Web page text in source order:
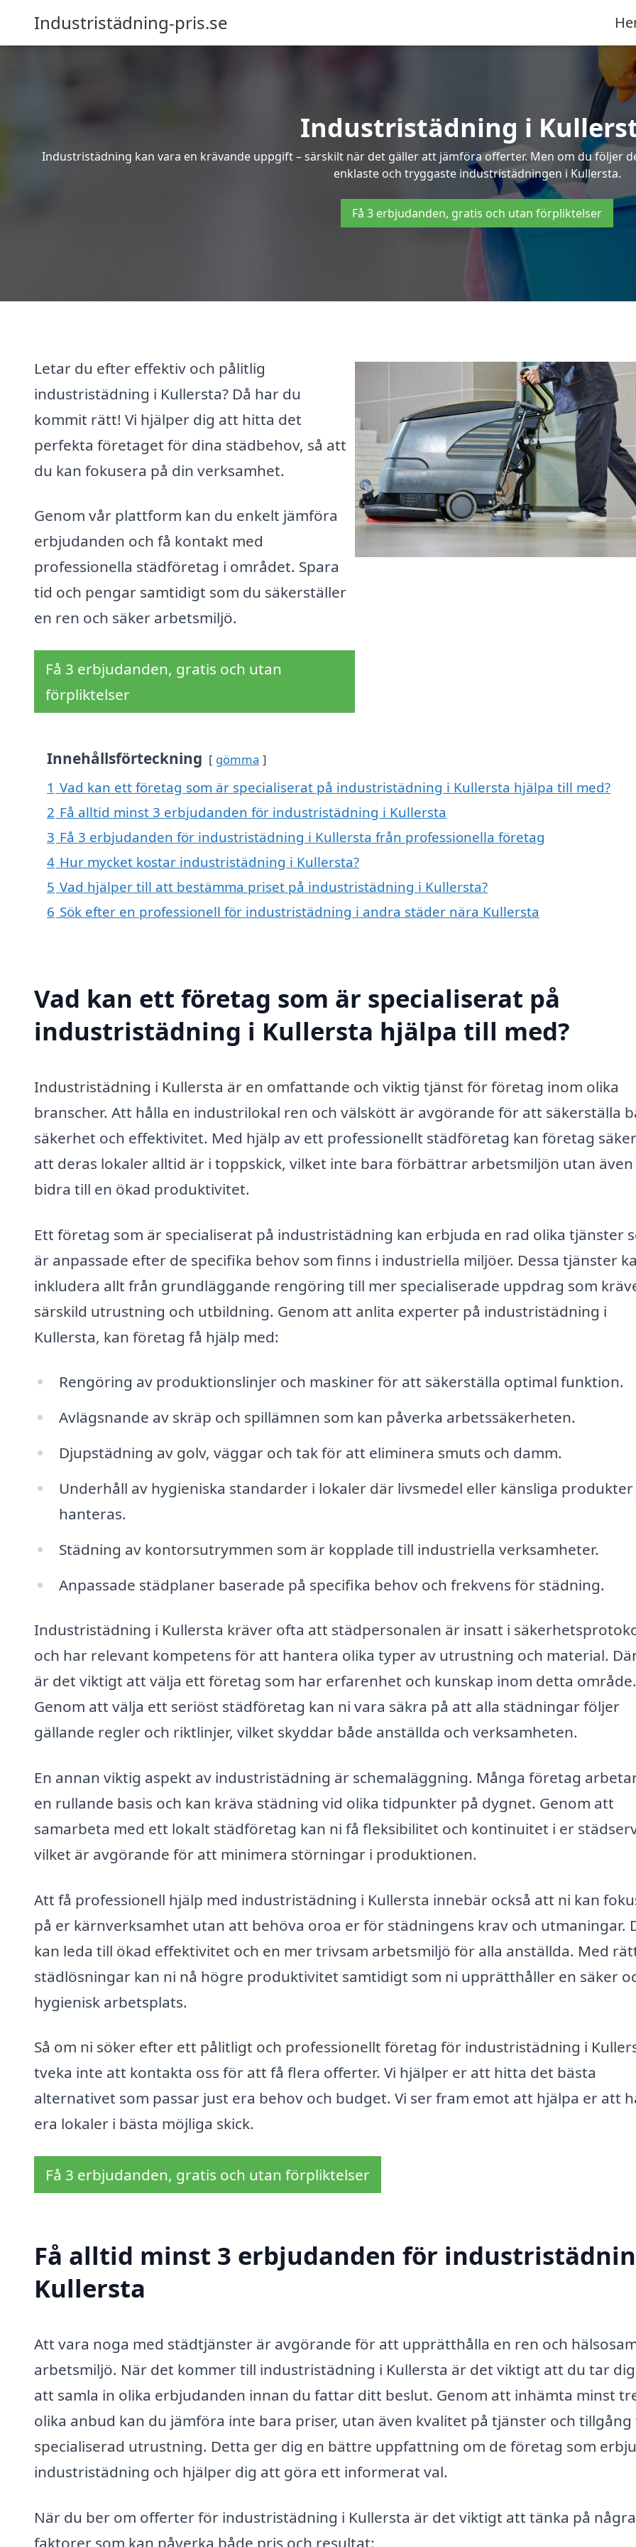
Industristädning-pris.se
Industristädning i
Industristädning kan vara en krävande uppgift – särskilt när det gäller att jämföra offerter. Men om du följer
enklaste och tryggaste industristädningen i Kullersta.
Få 3 erbjudanden, gratis och utan förpliktelser
Letar du efter effektiv och pålitlig
industristädning i Kullersta? Då har du
kommit rätt! Vi hjälper dig att hitta det
perfekta företaget för dina städbehov, så att
du kan fokusera på din verksamhet.
Genom vår plattform kan du enkelt jämföra
erbjudanden och få kontakt med
professionella städföretag i området. Spara
tid och pengar samtidigt som du säkerställer
en ren och säker arbetsmiljö.
Få 3 erbjudanden, gratis och utan
förpliktelser
Innehållsförteckning gömma
1 Vad kan ett företag som är specialiserat på industristädning i Kullersta hjälpa till med?
2 Få alltid minst 3 erbjudanden för industristädning i Kullersta
3 Få 3 erbjudanden för industristädning i Kullersta från professionella företag
4 Hur mycket kostar industristädning i Kullersta?
5 Vad hjälper till att bestämma priset på industristädning i Kullersta?
6 Sök efter en professionell för industristädning i andra städer nära Kullersta
Vad kan ett företag som är specialiserat på
industristädning i Kullersta hjälpa till med?
Industristädning i Kullersta är en omfattande och viktig tjänst för företag inom olika
branscher. Att hålla en industrilokal ren och välskött är avgörande för att säkerställa
säkerhet och effektivitet. Med hjälp av ett professionellt städföretag kan företag
att deras lokaler alltid är i toppskick, vilket inte bara förbättrar arbetsmiljön utan även
bidra till en ökad produktivitet.
Ett företag som är specialiserat på industristädning kan erbjuda en rad olika tjänster
är anpassade efter de specifika behov som finns i industriella miljöer. Dessa tjänster
inkludera allt från grundläggande rengöring till mer specialiserade uppdrag som
särskild utrustning och utbildning. Genom att anlita experter på industristädning i
Kullersta, kan företag få hjälp med:
Rengöring av produktionslinjer och maskiner för att säkerställa optimal funktion.
Avlägsnande av skräp och spillämnen som kan påverka arbetssäkerheten.
Djupstädning av golv, väggar och tak för att eliminera smuts och damm.
Underhåll av hygieniska standarder i lokaler där livsmedel eller känsliga produkter
hanteras.
Städning av kontorsutrymmen som är kopplade till industriella verksamheter.
Anpassade städplaner baserade på specifika behov och frekvens för städning.
Industristädning i Kullersta kräver ofta att städpersonalen är insatt i
och har relevant kompetens för att hantera olika typer av utrustning och material.
är det viktigt att välja ett företag som har erfarenhet och kunskap inom detta område.
Genom att välja ett seriöst städföretag kan ni vara säkra på att alla städningar följer
gällande regler och riktlinjer, vilket skyddar både anställda och verksamheten.
En annan viktig aspekt av industristädning är schemaläggning. Många företag
en rullande basis och kan kräva städning vid olika tidpunkter på dygnet. Genom att
samarbeta med ett lokalt städföretag kan ni få fleksibilitet och kontinuitet i er
vilket är avgörande för att minimera störningar i produktionen.
Att få professionell hjälp med industristädning i Kullersta innebär också att ni kan
på er kärnverksamhet utan att behöva oroa er för städningens krav och utmaningar.
kan leda till ökad effektivitet och en mer trivsam arbetsmiljö för alla anställda. Med
städlösningar kan ni nå högre produktivitet samtidigt som ni upprätthåller en säker
hygienisk arbetsplats.
Så om ni söker efter ett pålitligt och professionellt företag för industristädning i
tveka inte att kontakta oss för att få flera offerter. Vi hjälper er att hitta det bästa
alternativet som passar just era behov och budget. Vi ser fram emot att hjälpa er att
era lokaler i bästa möjliga skick.
Få 3 erbjudanden, gratis och utan förpliktelser
Få alltid minst 3 erbjudanden för
Kullersta
Att vara noga med städtjänster är avgörande för att upprätthålla en ren och
arbetsmiljö. När det kommer till industristädning i Kullersta är det viktigt att du tar
att samla in olika erbjudanden innan du fattar ditt beslut. Genom att inhämta minst
olika anbud kan du jämföra inte bara priser, utan även kvalitet på tjänster och tillgång
specialiserad utrustning. Detta ger dig en bättre uppfattning om de företag som
industristädning och hjälper dig att göra ett informerat val.
När du ber om offerter för industristädning i Kullersta är det viktigt att tänka på några
faktorer som kan påverka både pris och resultat: